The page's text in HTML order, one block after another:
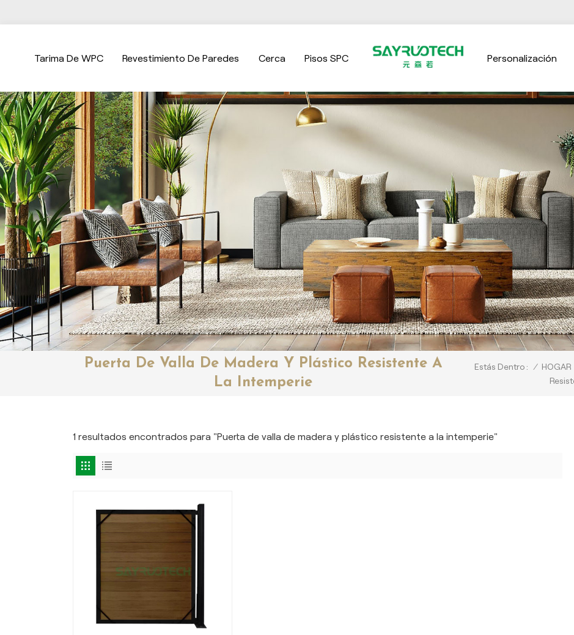
Tarima De WPC Revestimiento De Paredes Cerca Pisos SPC Personalización
Puerta De Valla De Madera Y Plástico Resistente A
La Intemperie
Estás Dentro : / HOGAR
1 resultados encontrados para "Puerta de valla de madera y plástico resistente a la intemperie"